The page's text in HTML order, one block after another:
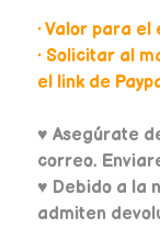
• Valor para
• Solicitar al
el link de
♥ Asegúrate
correo.
♥ Debido a la
admiten